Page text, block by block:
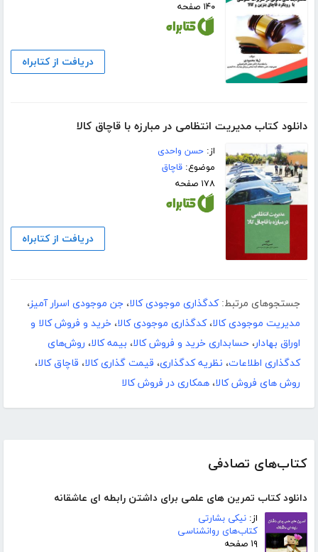
کتاب‌های تصادفی
دانلود کتاب تمرین های علمی برای داشتن رابطه ای عاشقانه
از: نیکی بشارتی
کتاب‌های روانشناسی
۱۹ صفحه
۱۴۰ صفحه
دریافت از کتابراه
دانلود کتاب مدیریت انتظامی در مبارزه با قاچاق کالا
از:حسن واحدی
موضوع:قاچاق
۱۷۸ صفحه
دریافت از کتابراه
جستجوهای مرتبط: کدگذاری موجودی کالا، جن موجودی اسرار آمیز،
مدیریت موجودی کالا،کدگذاری موجودی کالا، خرید و فروش کالا و
اوراق بهادار، حسابداری خرید و فروش کالا، بیمه کالا، روش‌های
کدگذاری اطلاعات، نظریه کدگذاری‎، قیمت گذاری کالا، قاچاق کالا،
روش های فروش کالا، همکاری در فروش کالا